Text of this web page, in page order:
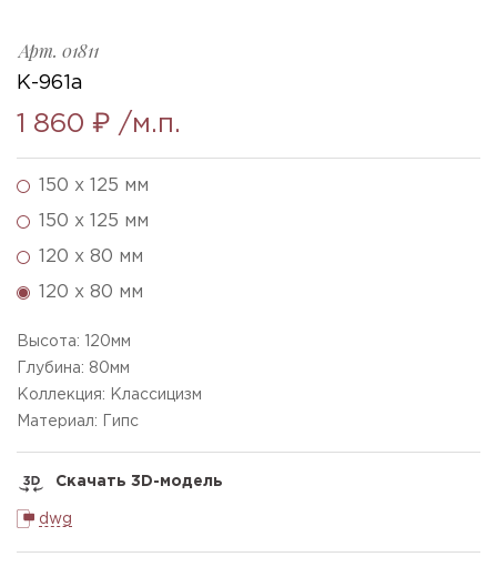
Арт. 01811
К-961а
1 860 ₽ /м.п.
150 x 125 мм
150 x 125 мм
120 x 80 мм
120 x 80 мм
Высота: 120мм
Глубина: 80мм
Коллекция: Классицизм
Материал: Гипс
Скачать 3D-модель
dwg